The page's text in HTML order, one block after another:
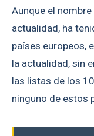
Aunque el
actualidad, ha
países europeos,
la actualidad, sin
las listas de los
ninguno de estos